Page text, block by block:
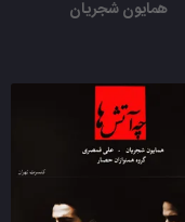
همایون شجریان